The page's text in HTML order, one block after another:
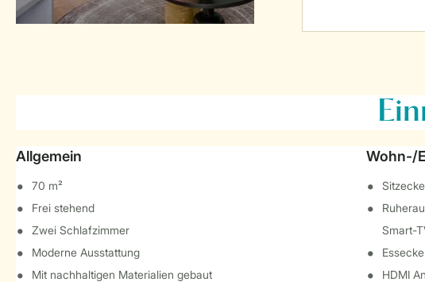
Allgemein
70 m²
Frei stehend
Zwei Schlafzimmer
Moderne Ausstattung
Mit nachhaltigen Materialien gebaut
Wohn-/
Sitzecke
Smart-
Essecke
HDMI